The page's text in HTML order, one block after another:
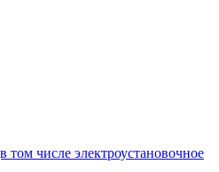
том числе электроустановочное